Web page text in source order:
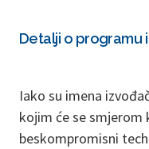
Detalji o programu
Iako su imena
kojim će se
beskompromisni